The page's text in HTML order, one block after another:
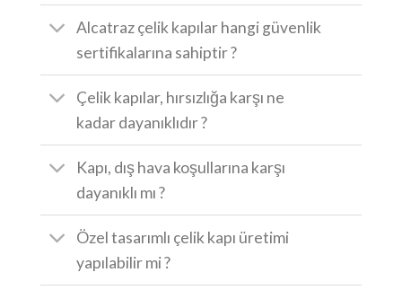
Alcatraz çelik kapılar hangi güvenlik
sertifikalarına sahiptir ?
Çelik kapılar, hırsızlığa karşı ne
kadar dayanıklıdır ?
Kapı, dış hava koşullarına karşı
dayanıklı mı ?
Özel tasarımlı çelik kapı üretimi
yapılabilir mi ?